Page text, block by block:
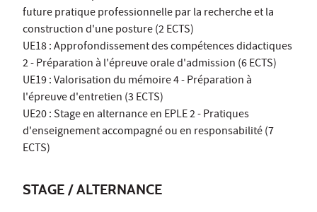
future pratique professionnelle par la recherche et la
construction d'une posture (2 ECTS)
UE18 : Approfondissement des compétences didactiques
2 - Préparation à l'épreuve orale d'admission (6 ECTS)
UE19 : Valorisation du mémoire 4 - Préparation à
l'épreuve d'entretien (3 ECTS)
UE20 : Stage en alternance en EPLE 2 - Pratiques
d'enseignement accompagné ou en responsabilité (7
ECTS)
STAGE / ALTERNANCE